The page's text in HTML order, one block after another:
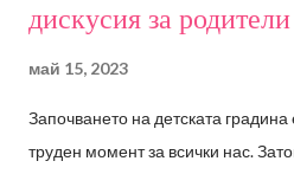
дискусия за родители
май 15, 2023
Започването на детската
труден момент за всички нас.